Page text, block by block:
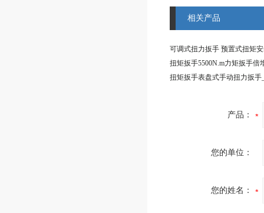
相关产品
产品：
您的单位：
您的姓名：